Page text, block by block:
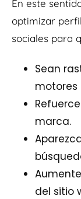
En este
optimizar
sociales para
Sean
motores
marca.
del sitio